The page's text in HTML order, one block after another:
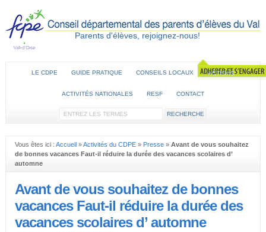
Parents d'élèves, rejoignez-nous!
LE CDPE GUIDE PRATIQUE CONSEILS LOCAUX ACTIONS
ACTIVITÉS NATIONALES RESF CONTACT
Vous êtes ici : Accueil»Activités du CDPE» Presse» Avant de vous souhaitez
de bonnes vacances Faut-il réduire la durée des vacances scolaires d’
automne
Avant de vous souhaitez de bonnes
vacances Faut-il réduire la durée des
vacances scolaires d’ automne